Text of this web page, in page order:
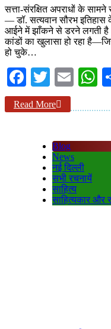
सत्ता-संरक्षित अपराधों के सामने
— डॉ. सत्यवान सौरभ
आईने में झाँकने से डरने लगती
कांडों का खुलासा हो रहा
हो चुके…
Facebook
Twitter
Read More
Blog
News
नई दिल्ली
सभी रचनायें
साहित्य
साहित्यकार और